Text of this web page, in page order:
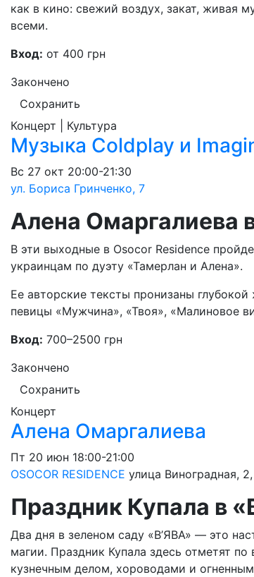
как в кино: свежий воздух, закат, живая
всеми.
Вход: от 400 грн
Закончено
Сохранить
Концерт | Культура
Музыка Coldplay и
Вс 27 окт 20:00-21:30
ул. Бориса Гринченко, 7
Алена Омаргалиева
В эти выходные в Osocor Residence
украинцам по дуэту «Тамерлан и Алена».
Ее авторские тексты пронизаны
певицы «Мужчина», «Твоя», «Малиновое
Вход: 700–2500 грн
Закончено
Сохранить
Концерт
Алена Омаргалиева
Пт 20 июн 18:00-21:00
OSOCOR RESIDENCE улица Виноградная,
Праздник Купала в
Два дня в зеленом саду «В’ЯВА» — это
магии. Праздник Купала здесь отметят
кузнечным делом, хороводами и